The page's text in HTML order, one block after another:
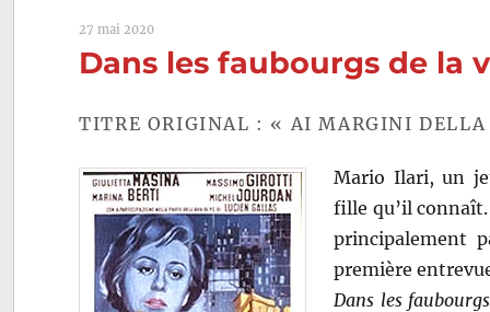
Alberto
Carlo
Lizzani,
Maselli,
Dino
Risi
27 mai 2020
Dans les faubourgs de la
TITRE ORIGINAL : « AI MARGINI DELLA
Mario Ilari, un
fille qu’il connaît.
principalement
première
Dans les